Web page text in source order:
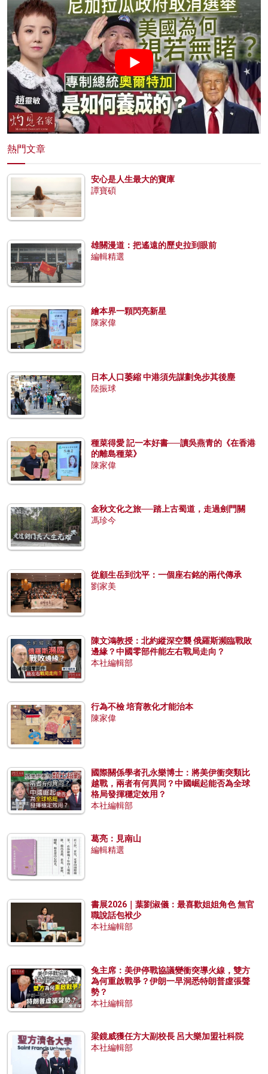
熱門文章
安心是人生最大的寶庫
譚寶碩
雄關漫道：把遙遠的歷史拉到眼前
編輯精選
繪本界一顆閃亮新星
陳家偉
日本人口萎縮 中港須先謀劃免步其後塵
陸振球
種菜得愛 記一本好書──讀吳燕青的《在香港
的離島種菜》
陳家偉
金秋文化之旅──踏上古蜀道，走過劍門關
馮珍今
從顧生岳到沈平：一個座右銘的兩代傳承
劉家美
陳文鴻教授：北約縱深空襲 俄羅斯瀕臨戰敗
邊緣？中國零部件能左右戰局走向？
本社編輯部
行為不檢 培育教化才能治本
陳家偉
國際關係學者孔永樂博士：將美伊衝突類比
越戰，兩者有何異同？中國崛起能否為全球
格局發揮穩定效用？
本社編輯部
葛亮：見南山
編輯精選
書展2026｜葉劉淑儀：最喜歡姐姐角色 無官
職說話包袱少
本社編輯部
兔主席：美伊停戰協議變衝突導火線，雙方
為何重啟戰爭？伊朗一早洞悉特朗普虛張聲
勢？
本社編輯部
梁鏡威獲任方大副校長 呂大樂加盟社科院
本社編輯部